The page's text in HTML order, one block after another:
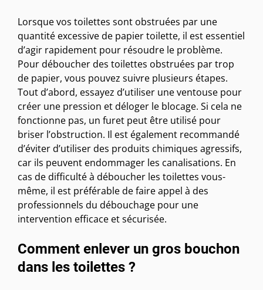
Lorsque vos toilettes sont obstruées par une
quantité excessive de papier toilette, il est essentiel
d’agir rapidement pour résoudre le problème.
Pour déboucher des toilettes obstruées par trop
de papier, vous pouvez suivre plusieurs étapes.
Tout d’abord, essayez d’utiliser une ventouse pour
créer une pression et déloger le blocage. Si cela ne
fonctionne pas, un furet peut être utilisé pour
briser l’obstruction. Il est également recommandé
d’éviter d’utiliser des produits chimiques agressifs,
car ils peuvent endommager les canalisations. En
cas de difficulté à déboucher les toilettes vous-
même, il est préférable de faire appel à des
professionnels du débouchage pour une
intervention efficace et sécurisée.
Comment enlever un gros bouchon
dans les toilettes ?